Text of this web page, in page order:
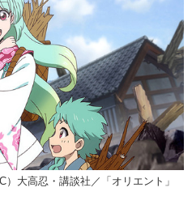
座談会
ABEMA Cafe
）大高忍・講談社／「オリエント」